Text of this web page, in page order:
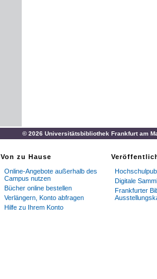
© 2026 Universitätsbibliothek Frankfurt am
Von zu Hause
Online-Angebote außerhalb des
Campus nutzen
Bücher online bestellen
Verlängern, Konto abfragen
Hilfe zu Ihrem Konto
Digitale
Frankfurter